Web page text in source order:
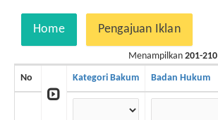
Home Pengajuan Iklan
Menampilkan 201-210
No Kategori Bakum Badan Hukum